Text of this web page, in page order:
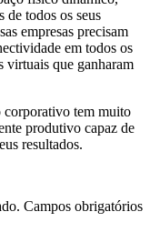
de todos os seus
empresas precisam
em todos os
virtuais que ganharam
corporativo tem muito
produtivo capaz de
resultados.
Campos obrigatórios